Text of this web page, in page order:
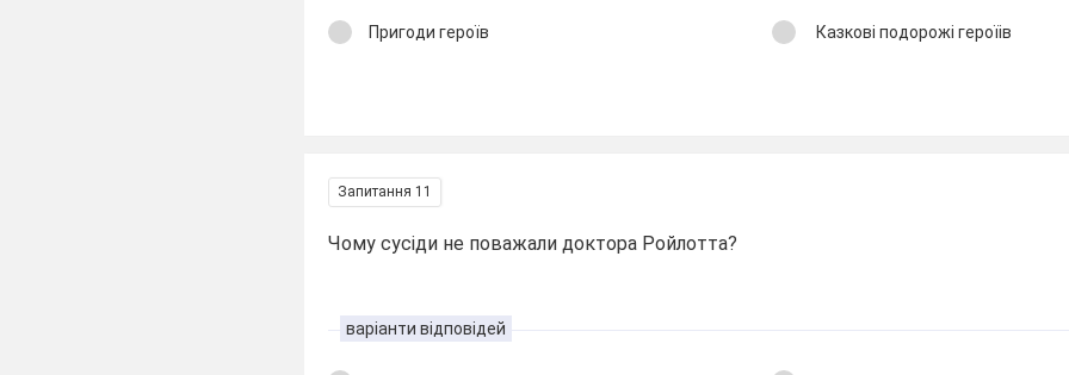
Пригоди героїв Казкові подорожі героїів
Запитання 11
Чому сусіди не поважали доктора Ройлотта?
варіанти відповідей